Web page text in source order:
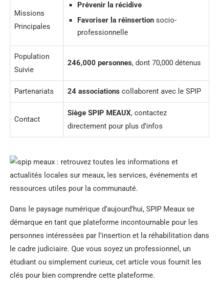
Missions
Principales
Prévenir la récidive
Favoriser la réinsertion socio-
professionnelle
Population
Suivie
246,000 personnes, dont 70,000 détenus
Partenariats 24 associations collaborent avec le SPIP
Contact
Siège SPIP MEAUX, contactez
directement pour plus d’infos
Dans le paysage numérique d’aujourd’hui, SPIP Meaux se
démarque en tant que plateforme incontournable pour les
personnes intéressées par l’insertion et la réhabilitation dans
le cadre judiciaire. Que vous soyez un professionnel, un
étudiant ou simplement curieux, cet article vous fournit les
clés pour bien comprendre cette plateforme.